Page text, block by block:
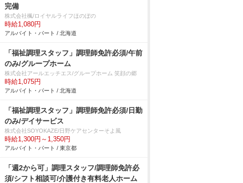
完備
株式会社楓/ロイヤルライフほのぼの
時給1,080円
アルバイト・パート / 北海道
「福祉調理スタッフ」調理師免許必須/午前
のみ/グループホーム
株式会社アールエッチエス/グループホーム 笑顔の郷
時給1,075円
アルバイト・パート / 北海道
「福祉調理スタッフ」調理師免許必須/日勤
のみ/デイサービス
株式会社SOYOKAZE/日野ケアセンターそよ風
時給1,300円～1,350円
アルバイト・パート / 東京都
「週2から可」調理スタッフ/調理師免許必
須/シフト相談可/介護付き有料老人ホーム